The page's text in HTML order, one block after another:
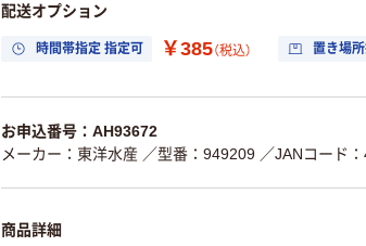
配送オプション
時間帯指定 指定可 ￥385（税込） 置き場
お申込番号：AH93672
メーカー：東洋水産 ／型番：949209 ／JANコード
商品詳細